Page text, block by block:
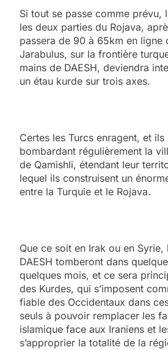
Si tout se passe comme prévu,
les deux parties du Rojava,
passera de 90 à 65km en ligne
Jarabulus, sur la frontière
mains de DAESH, deviendra
un étau kurde sur trois axes.
Certes les Turcs enragent, et
bombardant régulièrement la
de Qamishli, étendant leur
lequel ils construisent un
entre la Turquie et le Rojava.
Que ce soit en Irak ou en
DAESH tomberont dans
quelques mois, et ce sera
des Kurdes, qui s’imposent
fiable des Occidentaux dans
seuls à pouvoir remplacer les
islamique face aux Iraniens et
s’approprier la totalité de la